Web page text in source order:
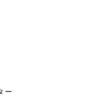
ー